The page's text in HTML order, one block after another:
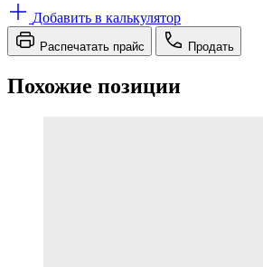
Добавить в калькулятор
Распечатать прайс Продать
Похожие позиции